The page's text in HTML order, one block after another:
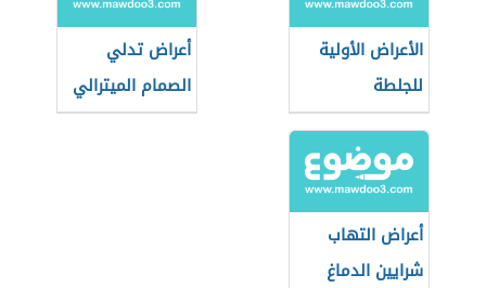
الأعراض الأولية
للجلطة
أعراض تدلي
الصمام الميترالي
أعراض التهاب
شرايين الدماغ